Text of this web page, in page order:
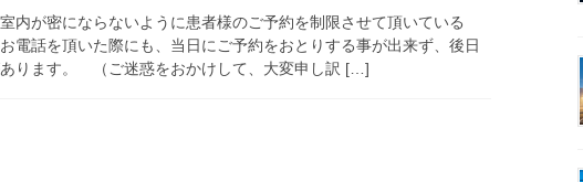
内が密にならないように患者様のご予約を制限させて頂いている
電話を頂いた際にも、当日にご予約をおとりする事が出来ず、後日
ります。 （ご迷惑をおかけして、大変申し訳 […]